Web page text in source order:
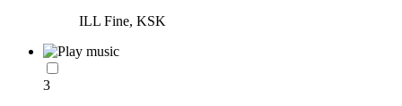
ILL Fine, KSK
3